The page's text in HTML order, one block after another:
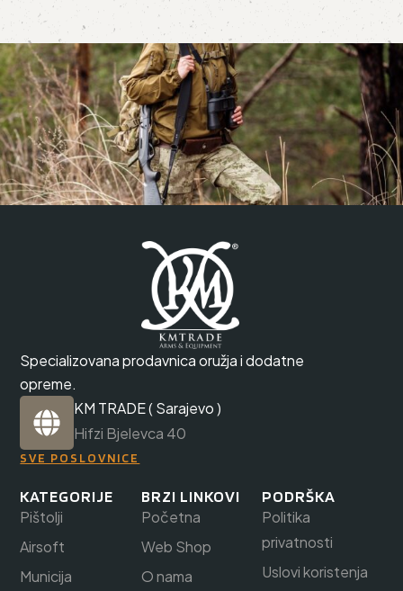
Specializovana prodavnica oružja i dodatne
opreme.
KM TRADE ( Sarajevo )
Hifzi Bjelevca 40
SVE POSLOVNICE
KATEGORIJE
Pištolji
Airsoft
Municija
BRZI LINKOVI
Početna
Web Shop
O nama
PODRŠKA
Politika
privatnosti
Uslovi koristenja